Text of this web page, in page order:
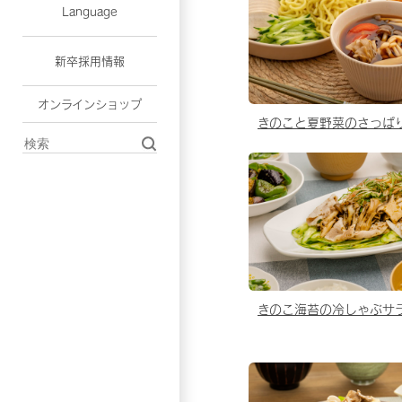
Language
新卒採用情報
オンラインショップ
きのこと夏野菜のさっぱ
きのこ海苔の冷しゃぶサ